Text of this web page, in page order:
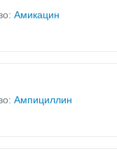
Амикацин
Ампициллин